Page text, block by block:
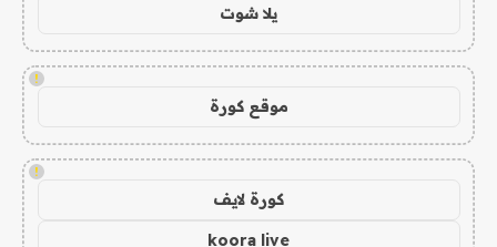
يلا شوت
!
موقع كورة
!
كورة لايف
koora live